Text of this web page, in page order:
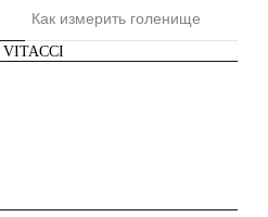
Как измерить голенище
VITACCI